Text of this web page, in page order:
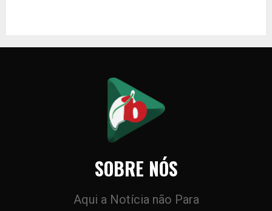
SOBRE NÓS
Aqui a Notícia não Para